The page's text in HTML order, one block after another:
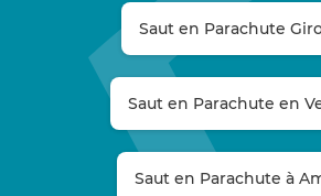
Saut en Parachute
Saut en Parachute en
Saut en Parachute à